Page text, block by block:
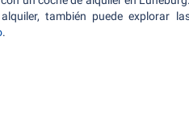
también puede explorar
.